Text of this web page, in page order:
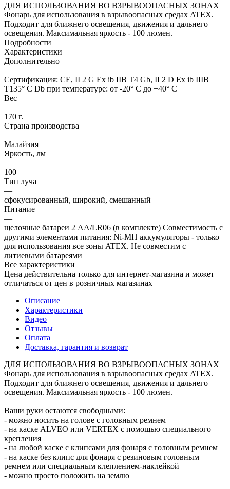
ДЛЯ ИСПОЛЬЗОВАНИЯ ВО ВЗРЫВООПАСНЫХ ЗОНАХ
Фонарь для использования в взрывоопасных средах ATEX.
Подходит для ближнего освещения, движения и дальнего
освещения. Максимальная яркость - 100 люмен.
Подробности
Характеристики
Дополнительно
—
Сертификация: CE, II 2 G Ex ib IIB T4 Gb, II 2 D Ex ib IIIB
T135° C Db при температуре: от -20° C до +40° C
Вес
—
170 г.
Страна производства
—
Малайзия
Яркость, лм
—
100
Тип луча
—
сфокусированный, широкий, смешанный
Питание
—
щелочные батареи 2 AA/LR06 (в комплекте) Совместимость с
другими элементами питания: Ni-MH аккумуляторы - только
для использования все зоны ATEX. Не совместим с
литиевыми батареями
Все характеристики
Цена действительна только для интернет-магазина и может
отличаться от цен в розничных магазинах
Описание
Характеристики
Видео
Отзывы
Оплата
Доставка, гарантия и возврат
ДЛЯ ИСПОЛЬЗОВАНИЯ ВО ВЗРЫВООПАСНЫХ ЗОНАХ
Фонарь для использования в взрывоопасных средах ATEX.
Подходит для ближнего освещения, движения и дальнего
освещения. Максимальная яркость - 100 люмен.
Ваши руки остаются свободными:
- можно носить на голове с головным ремнем
- на каске ALVEO или VERTEX с помощью специального
крепления
- на любой каске с клипсами для фонаря с головным ремнем
- на каске без клипс для фонаря с резиновым головным
ремнем или специальным клеплением-наклейкой
- можно просто положить на землю